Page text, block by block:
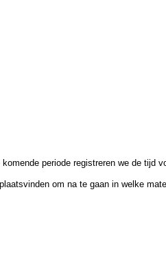
periode registreren we de tijd
om na te gaan in welke